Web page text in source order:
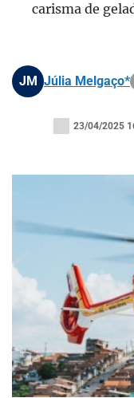
carisma de
JM Júlia Melgaço*
23/04/2025